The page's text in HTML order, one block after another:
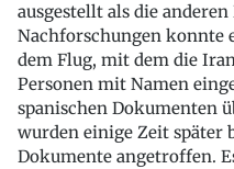
ausgestellt als die
Nachforschungen konnte
dem Flug, mit dem die
Personen mit Namen
spanischen Dokumenten
wurden einige Zeit später
Dokumente angetroffen.